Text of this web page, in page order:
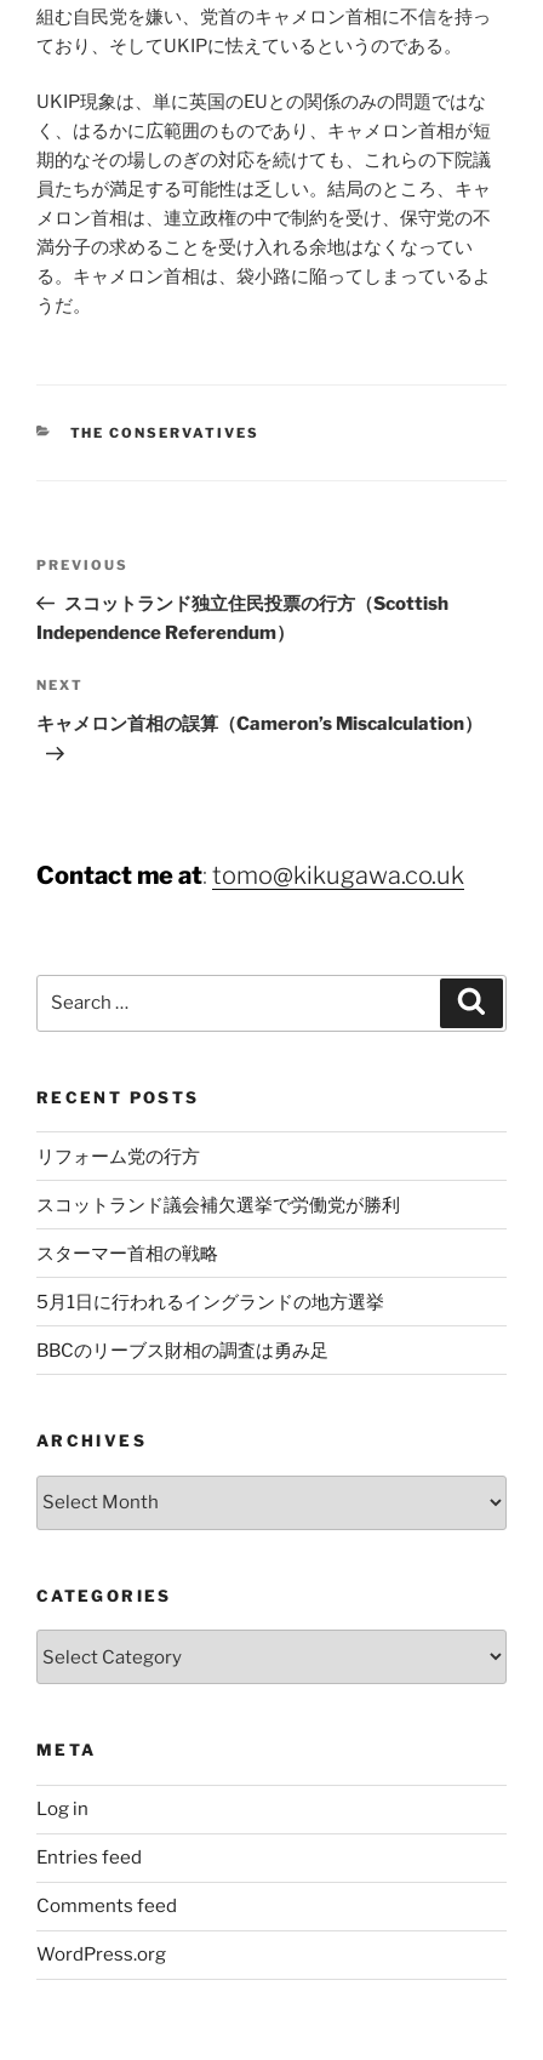
組む自民党を嫌い、党首のキャメロン首相に不信を持っ
ており、そしてUKIPに怯えているというのである。
UKIP現象は、単に英国のEUとの関係のみの問題ではな
く、はるかに広範囲のものであり、キャメロン首相が短
期的なその場しのぎの対応を続けても、これらの下院議
員たちが満足する可能性は乏しい。結局のところ、キャ
メロン首相は、連立政権の中で制約を受け、保守党の不
満分子の求めることを受け入れる余地はなくなってい
る。キャメロン首相は、袋小路に陥ってしまっているよ
うだ。
CATEGORIES
THE CONSERVATIVES
Previous
Post
PREVIOUS
スコットランド独立住民投票の行方（Scottish
Independence Referendum）
Next
Post
NEXT
キャメロン首相の誤算（Cameron’s Miscalculation）
Contact me at: tomo@kikugawa.co.uk
RECENT POSTS
リフォーム党の行方
スコットランド議会補欠選挙で労働党が勝利
スターマー首相の戦略
5月1日に行われるイングランドの地方選挙
BBCのリーブス財相の調査は勇み足
ARCHIVES
Archives
CATEGORIES
META
Log in
Entries feed
Comments feed
WordPress.org